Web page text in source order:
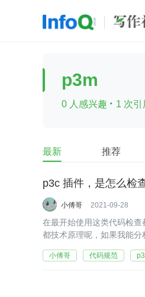
前端
查看更多
p3m
0 人感兴趣 · 1 次引
最新 推荐
p3c 插件，是怎么检
小傅哥 2021-09-28
在最开始使用这类代码检
都技术原理呢，如果我能分
小傅哥 代码规范